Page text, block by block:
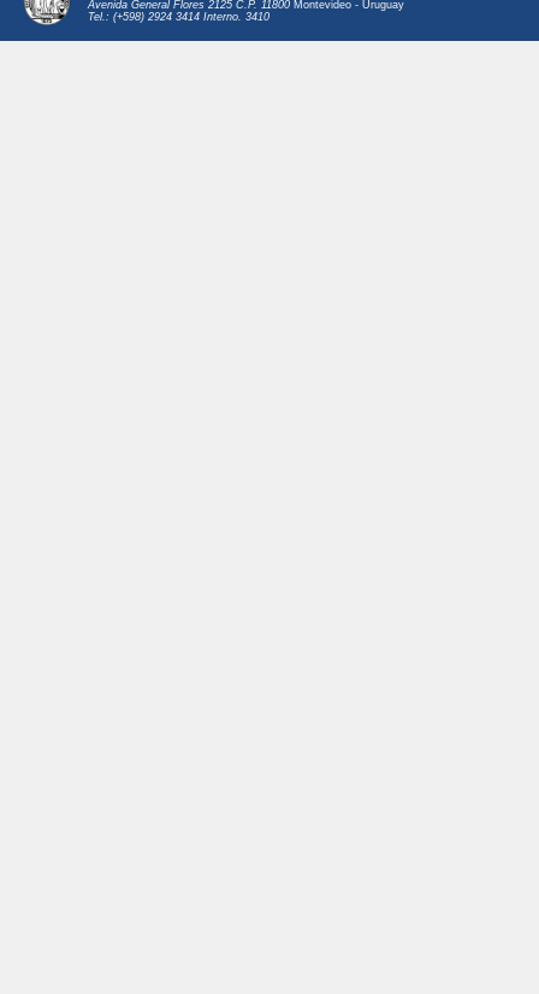
Avenida General Flores 2125 C.P. 11800 Montevideo - Uruguay
Tel.: (+598) 2924 3414 Interno. 3410